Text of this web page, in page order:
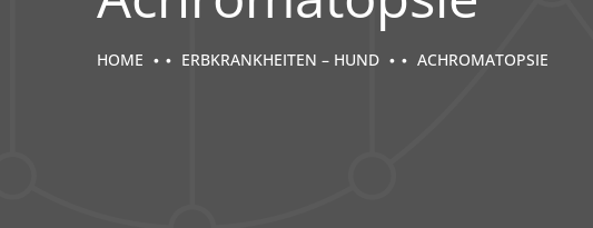
HOME ERBKRANKHEITEN – HUND ACHROMATOPSIE